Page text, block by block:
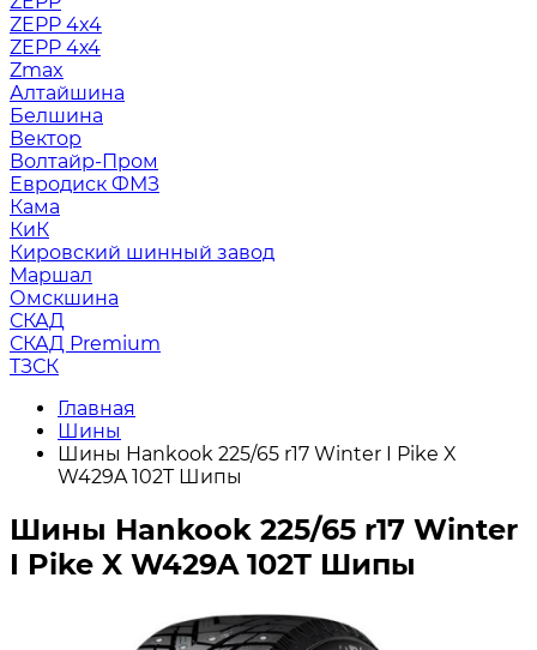
ZEPP 4x4
ZEPP 4х4
Zmax
Алтайшина
Белшина
Вектор
Волтайр-Пром
Евродиск ФМЗ
Кама
КиК
Кировский шинный завод
Маршал
Омскшина
СКАД
СКАД Premium
ТЗСК
Главная
Шины
Шины Hankook 225/65 r17 Winter I Pike X
W429A 102T Шипы
Шины Hankook 225/65 r17 Winter
I Pike X W429A 102T Шипы